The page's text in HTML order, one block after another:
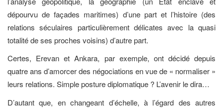
dépourvu de façades maritimes) d’une part et l’histoire (des
relations séculaires particulièrement délicates avec la quasi
totalité de ses proches voisins) d’autre part.
Certes, Erevan et Ankara, par exemple, ont décidé depuis
quatre ans d’amorcer des négociations en vue de « normaliser »
leurs relations. Simple posture diplomatique ? L’avenir le dira…
D’autant que, en changeant d’échelle, à l’égard des autres